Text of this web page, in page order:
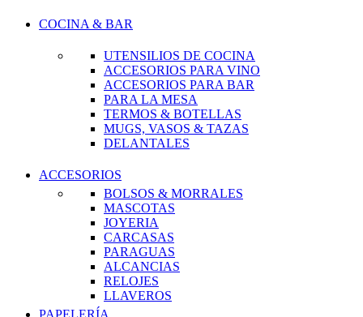
COCINA & BAR
UTENSILIOS DE COCINA
ACCESORIOS PARA VINO
ACCESORIOS PARA BAR
PARA LA MESA
TERMOS & BOTELLAS
MUGS, VASOS & TAZAS
DELANTALES
ACCESORIOS
BOLSOS & MORRALES
MASCOTAS
JOYERIA
CARCASAS
PARAGUAS
ALCANCIAS
RELOJES
LLAVEROS
PAPELERÍA